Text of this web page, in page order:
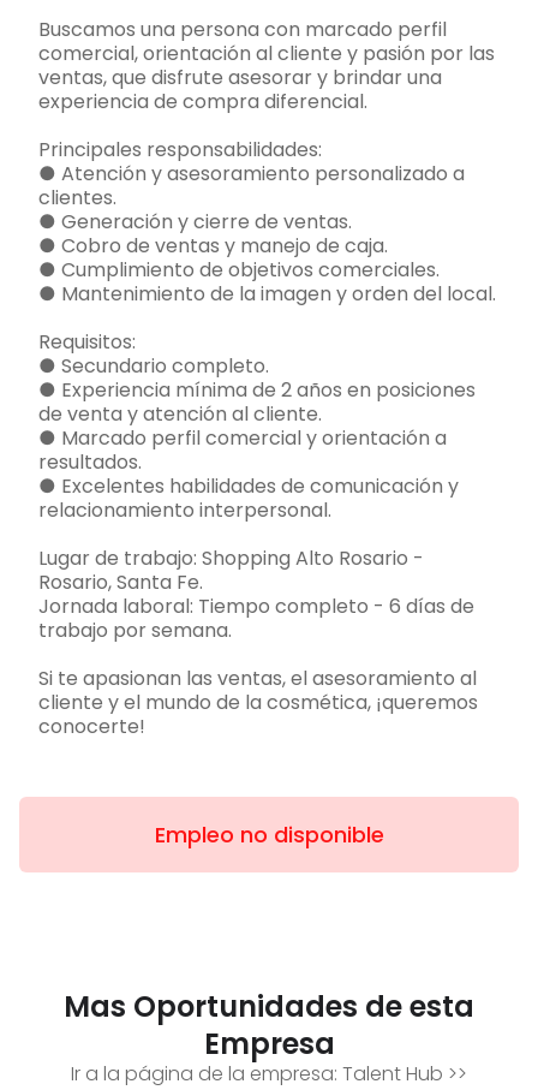
Buscamos una persona con marcado perfil
comercial, orientación al cliente y pasión por las
ventas, que disfrute asesorar y brindar una
experiencia de compra diferencial.
Principales responsabilidades:
● Atención y asesoramiento personalizado a
clientes.
● Generación y cierre de ventas.
● Cobro de ventas y manejo de caja.
● Cumplimiento de objetivos comerciales.
● Mantenimiento de la imagen y orden del local.
Requisitos:
● Secundario completo.
● Experiencia mínima de 2 años en posiciones
de venta y atención al cliente.
● Marcado perfil comercial y orientación a
resultados.
● Excelentes habilidades de comunicación y
relacionamiento interpersonal.
Lugar de trabajo: Shopping Alto Rosario -
Rosario, Santa Fe.
Jornada laboral: Tiempo completo - 6 días de
trabajo por semana.
Si te apasionan las ventas, el asesoramiento al
cliente y el mundo de la cosmética, ¡queremos
conocerte!
Empleo no disponible
Mas Oportunidades de esta
Empresa
Ir a la página de la empresa: Talent Hub >>